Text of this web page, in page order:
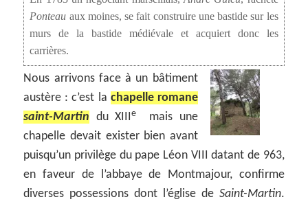
Ponteau aux moines, se fait construire une bastide sur les
murs de la bastide médiévale et acquiert donc les
carrières.
Nous arrivons face à un bâtiment
austère : c’est la chapelle romane
saint-Martin du XIIIe
mais une
chapelle devait exister bien avant
puisqu’un privilège du pape Léon VIII datant de 963,
en faveur de l’abbaye de Montmajour, confirme
diverses possessions dont l’église de Saint-Martin.